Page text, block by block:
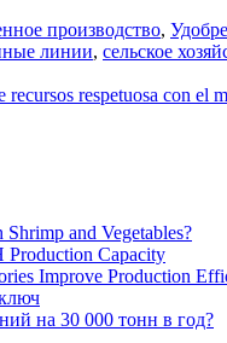
производство,
линии, сельское
respetuosa con el
and Vegetables?
Production Capacity
Improve Production
на 30 000 тонн в год?